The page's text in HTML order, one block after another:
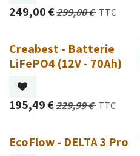
249,00€299,00€ TTC
Creabest - Batterie
LiFePO4 (12V - 70Ah)
195,49€229,99€ TTC
EcoFlow - DELTA 3 Pro